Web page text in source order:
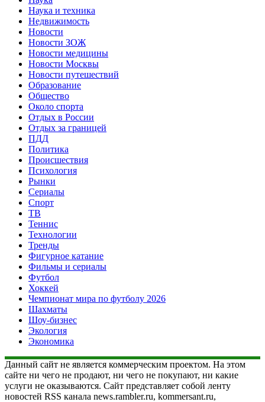
Наука и техника
Недвижимость
Новости
Новости ЗОЖ
Новости медицины
Новости Москвы
Новости путешествий
Образование
Общество
Около спорта
Отдых в России
Отдых за границей
ПДД
Политика
Происшествия
Психология
Рынки
Сериалы
Спорт
ТВ
Теннис
Технологии
Тренды
Фигурное катание
Фильмы и сериалы
Футбол
Хоккей
Чемпионат мира по футболу 2026
Шахматы
Шоу-бизнес
Экология
Экономика
Данный сайт не является коммерческим проектом. На этом
сайте ни чего не продают, ни чего не покупают, ни какие
услуги не оказываются. Сайт представляет собой ленту
новостей RSS канала news.rambler.ru, kommersant.ru,